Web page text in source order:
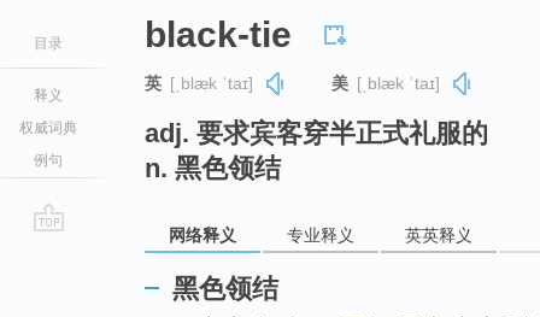
目录
释义
权威词典
例句
black-tie
英 [ˌblæk ˈtaɪ] 美 [ˌblæk ˈtaɪ]
adj. 要求宾客穿半正式礼服的
n. 黑色领结
网络释义 专业释义 英英释义
黑色领结